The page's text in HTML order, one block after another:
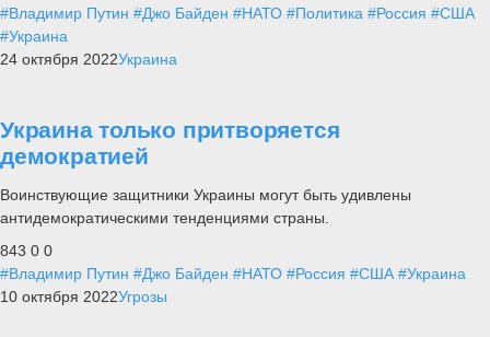
#Владимир Путин #Джо Байден #НАТО #Политика #Россия #США
#Украина
24 октября 2022Украина
Украина только притворяется
демократией
Воинствующие защитники Украины могут быть удивлены
антидемократическими тенденциями страны.
843 0 0
#Владимир Путин #Джо Байден #НАТО #Россия #США #Украина
10 октября 2022Угрозы